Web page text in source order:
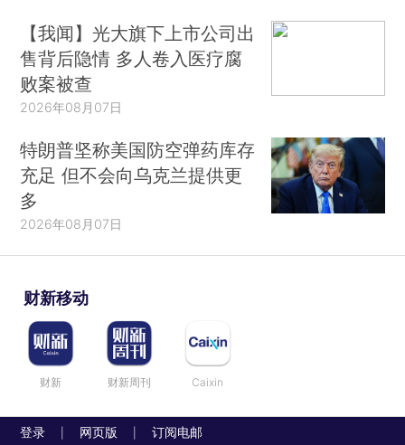
【我闻】光大旗下上市公司出
售背后隐情 多人卷入医疗腐
败案被查
2026年08月07日
特朗普坚称美国防空弹药库存
充足 但不会向乌克兰提供更
多
2026年08月07日
财新移动
财新 财新周刊 Caixin
登录 网页版 订阅电邮